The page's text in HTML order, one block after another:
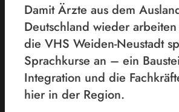
Damit Ärzte aus dem
Deutschland wieder
die VHS Weiden-Neustadt
Sprachkurse an – ein
Integration und die
hier in der Region.